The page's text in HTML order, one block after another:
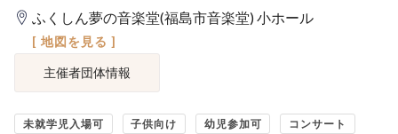
ふくしん夢の音楽堂(福島市音楽堂) 小ホール
[ 地図を見る ]
主催者団体情報
未就学児入場可 子供向け 幼児参加可 コンサート